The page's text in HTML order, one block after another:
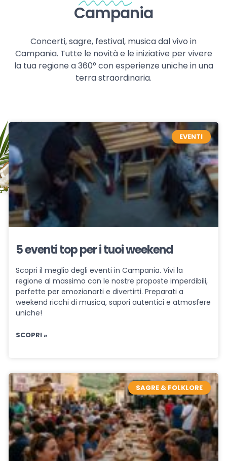
Campania
Concerti, sagre, festival, musica dal vivo in
Campania. Tutte le novità e le iniziative per vivere
la tua regione a 360° con esperienze uniche in una
terra straordinaria.
EVENTI
5 eventi top per i tuoi weekend
Scopri il meglio degli eventi in Campania. Vivi la
regione al massimo con le nostre proposte imperdibili,
perfette per emozionarti e divertirti. Preparati a
weekend ricchi di musica, sapori autentici e atmosfere
uniche!
SCOPRI »
SAGRE & FOLKLORE